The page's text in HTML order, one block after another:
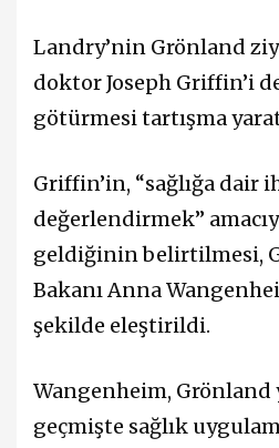
Landry’nin Grönland
doktor Joseph Griffin’i
götürmesi tartışma
Griffin’in, “sağlığa dair
değerlendirmek”
geldiğinin belirtilmesi,
Bakanı Anna
şekilde eleştirildi.
Wangenheim,
geçmişte sağlık